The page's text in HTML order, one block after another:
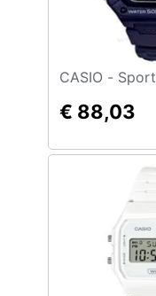
Giocattoli
Prima infanzia
Fotografia
Casalinghi
Abbigliamento
Animali
CASIO - Sport
€ 88,03